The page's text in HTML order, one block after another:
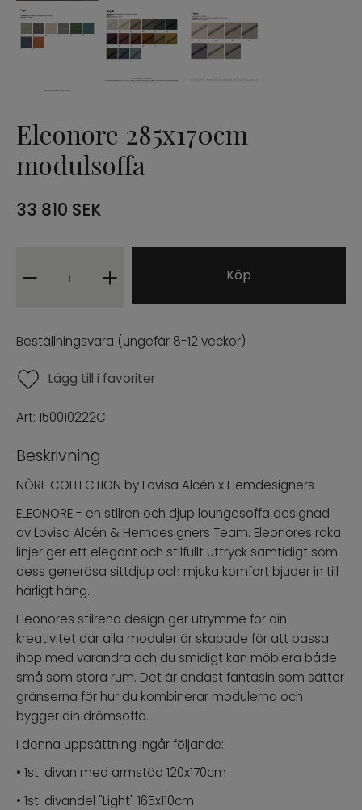
Eleonore 285x170cm
modulsoffa
33 810 SEK
Köp
Beställningsvara (ungefär 8-12 veckor)
Lägg till i favoriter
Art: 150010222C
Beskrivning
NÒRE COLLECTION by Lovisa Alcén x Hemdesigners
ELEONORE - en stilren och djup loungesoffa designad
av Lovisa Alcén & Hemdesigners Team. Eleonores raka
linjer ger ett elegant och stilfullt uttryck samtidigt som
dess generösa sittdjup och mjuka komfort bjuder in till
härligt häng.
Eleonores stilrena design ger utrymme för din
kreativitet där alla moduler är skapade för att passa
ihop med varandra och du smidigt kan möblera både
små som stora rum. Det är endast fantasin som sätter
gränserna för hur du kombinerar modulerna och
bygger din drömsoffa.
I denna uppsättning ingår följande:
• 1st. divan med armstöd 120x170cm
• 1st. divandel "Light" 165x110cm